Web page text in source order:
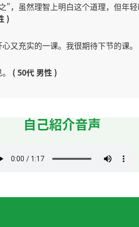
”，虽然理智上明白这个道理，但年
)
又充实的一课。我很期待下节的课。
( 50代 男性 )
下水。为了避免抽筋运动前伸展运动
！( 50代 男性 )
自己紹介音声